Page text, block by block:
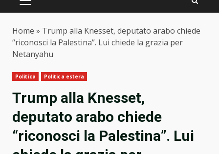
PRIMARY
Home » Trump alla Knesset, deputato arabo chiede
“riconosci la Palestina”. Lui chiede la grazia per
Netanyahu
Politica Politica estera
Trump alla Knesset,
deputato arabo chiede
“riconosci la Palestina”. Lui